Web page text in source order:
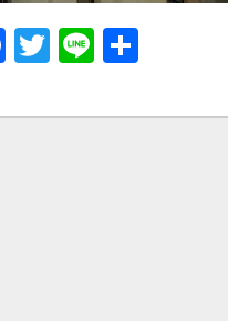
F
c
T
tt
Li
e